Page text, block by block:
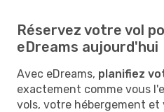
Réservez votre vol
eDreams aujourd'hui
Avec eDreams, planifiez
exactement comme vous
vols, votre hébergement